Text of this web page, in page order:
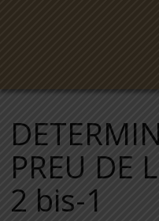
PREU DE
2 bis-1